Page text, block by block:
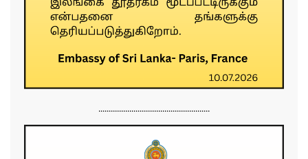
......................................................